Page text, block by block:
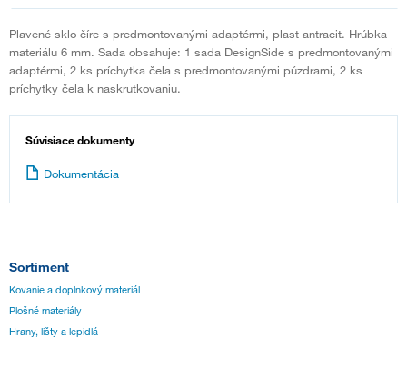
Plavené sklo číre s predmontovanými adaptérmi, plast antracit. Hrúbka
materiálu 6 mm. Sada obsahuje: 1 sada DesignSide s predmontovanými
adaptérmi, 2 ks príchytka čela s predmontovanými púzdrami, 2 ks
príchytky čela k naskrutkovaniu.
Súvisiace dokumenty
Dokumentácia
Sortiment
Kovanie a doplnkový materiál
Plošné materiály
Hrany, lišty a lepidlá